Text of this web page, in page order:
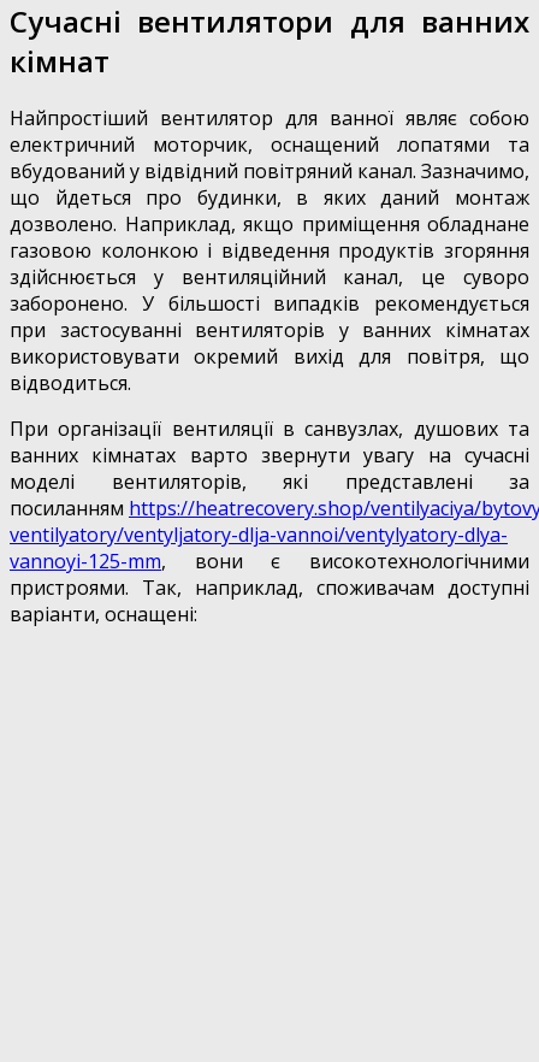
Сучасні вентилятори для ванних
кімнат
Найпростіший вентилятор для ванної являє собою
електричний моторчик, оснащений лопатями та
вбудований у відвідний повітряний канал. Зазначимо,
що йдеться про будинки, в яких даний монтаж
дозволено. Наприклад, якщо приміщення обладнане
газовою колонкою і відведення продуктів згоряння
здійснюється у вентиляційний канал, це суворо
заборонено. У більшості випадків рекомендується
при застосуванні вентиляторів у ванних кімнатах
використовувати окремий вихід для повітря, що
відводиться.
При організації вентиляції в санвузлах, душових та
ванних кімнатах варто звернути увагу на сучасні
моделі вентиляторів, які представлені за
посиланням https://heatrecovery.shop/ventilyaciya/
ventilyatory/ventyljatory-dlja-vannoi/ventylyatory-dlya-
vannoyi-125-mm, вони є високотехнологічними
пристроями. Так, наприклад, споживачам доступні
варіанти, оснащені: